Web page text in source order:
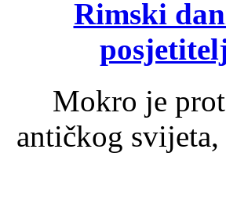
Rimski
Mokro je
antičkog